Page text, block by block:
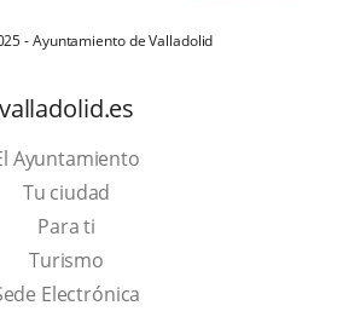
- Ayuntamiento de Valladolid
valladolid.es
Ayuntamiento
Tu ciudad
Para ti
TurismoThis
link
Electrónica